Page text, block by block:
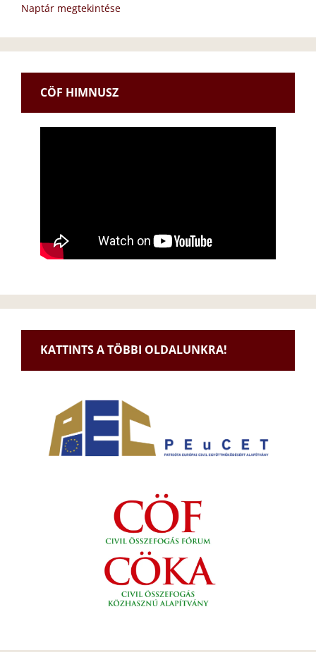
Naptár megtekintése
CÖF HIMNUSZ
KATTINTS A TÖBBI OLDALUNKRA!